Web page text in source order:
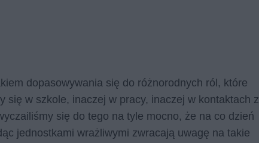
dopasowywania się do różnorodnych ról, które
się w szkole, inaczej w pracy, inaczej w kontaktach z
się do tego na tyle mocno, że na co dzień
jednostkami wrażliwymi zwracają uwagę na takie